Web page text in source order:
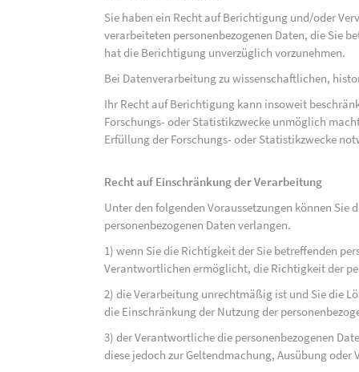
Sie haben ein Recht auf Berichtigung und/oder
verarbeiteten personenbezogenen Daten, die Sie
hat die Berichtigung unverzüglich vorzunehmen.
Bei Datenverarbeitung zu wissenschaftlichen,
Ihr Recht auf Berichtigung kann insoweit
Forschungs- oder Statistikzwecke unmöglich
Erfüllung der Forschungs- oder Statistikzwecke
Recht auf Einschränkung der Verarbeitung
Unter den folgenden Voraussetzungen können
personenbezogenen Daten verlangen.
1) wenn Sie die Richtigkeit der Sie betreffenden
Verantwortlichen ermöglicht, die Richtigkeit der
2) die Verarbeitung unrechtmäßig ist und Sie die
die Einschränkung der Nutzung der
3) der Verantwortliche die personenbezogenen
diese jedoch zur Geltendmachung, Ausübung